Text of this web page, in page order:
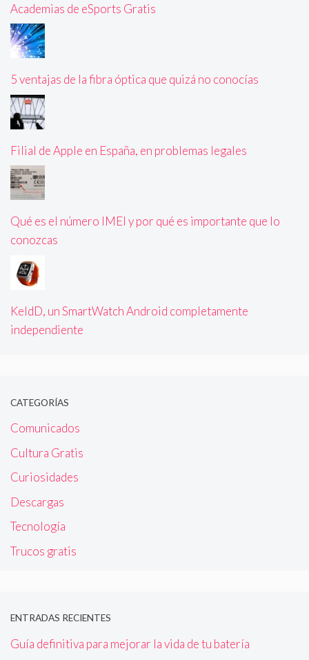
Academias de eSports Gratis
5 ventajas de la fibra óptica que quizá no conocías
Filial de Apple en España, en problemas legales
Qué es el número IMEI y por qué es importante que lo
conozcas
KeldD, un SmartWatch Android completamente
independiente
CATEGORÍAS
Comunicados
Cultura Gratis
Curiosidades
Descargas
Tecnología
Trucos gratis
ENTRADAS RECIENTES
Guía definitiva para mejorar la vida de tu batería